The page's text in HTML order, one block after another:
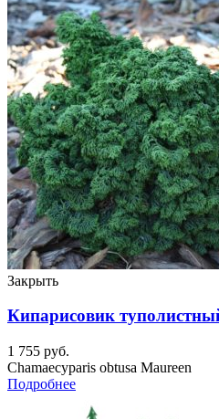
Закрыть
Кипарисовик
1 755 руб.
Chamaecyparis obtusa Maureen
Подробнее